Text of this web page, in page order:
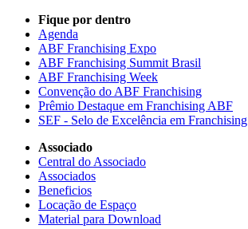
Fique por dentro
Agenda
ABF Franchising Expo
ABF Franchising Summit Brasil
ABF Franchising Week
Convenção do ABF Franchising
Prêmio Destaque em Franchising ABF
SEF - Selo de Excelência em Franchising
Associado
Central do Associado
Associados
Beneficios
Locação de Espaço
Material para Download